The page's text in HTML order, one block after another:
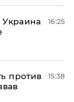
16:25
против
15:38